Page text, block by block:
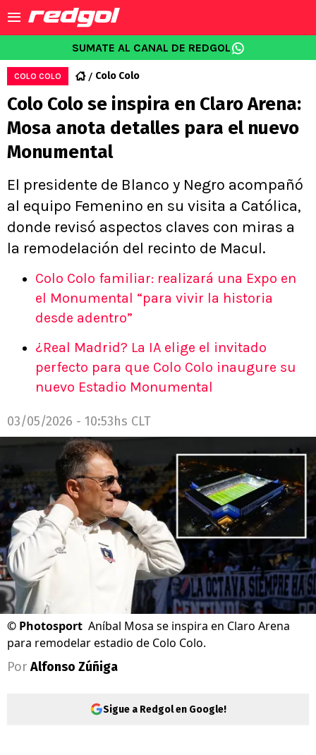
SUMATE AL CANAL DE REDGOL
COLO COLO Colo Colo
Colo Colo se inspira en Claro Arena:
Mosa anota detalles para el nuevo
Monumental
El presidente de Blanco y Negro acompañó
al equipo Femenino en su visita a Católica,
donde revisó aspectos claves con miras a
la remodelación del recinto de Macul.
Colo Colo familiar: realizará una Expo en
el Monumental “para vivir la historia
desde adentro”
¿Real Madrid? La IA elige el invitado
perfecto para que Colo Colo inaugure su
nuevo Estadio Monumental
03/05/2026 - 10:53hs CLT
© Photosport Aníbal Mosa se inspira en Claro Arena
para remodelar estadio de Colo Colo.
Por Alfonso Zúñiga
Sigue a Redgol en Google!